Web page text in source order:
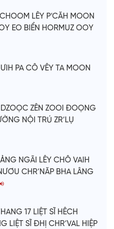
LÊY P’CĂH MOON
EO BIỂN HORMUZ OOY
PA CÔ VÊY TA MOON
ZÊN ZOOI ĐOỌNG
NỘI TRÚ ZR’LỤ
NGÃI LÊY CHÔ VAIH
CHR’NĂP BHA LÂNG
17 LIỆT SĨ HÊCH
LIỆT SĨ ĐHỊ CHR’VAL HIỆP